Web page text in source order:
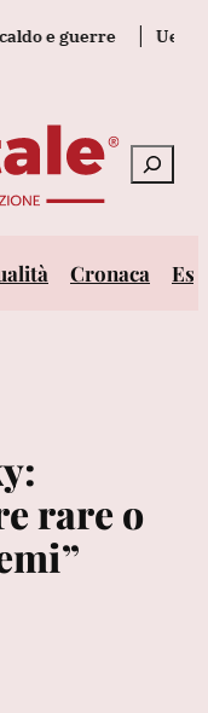
e guerre Ue,
Cerca
Cronaca
rare o